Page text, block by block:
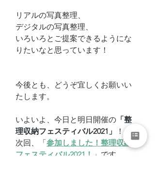
リアルの写真整理、
デジタルの写真整理、
いろいろとご提案できるようにな
りたいなと思っています！
今後とも、どうぞ宜しくお願いい
たします。
いよいよ、今日と明日開催の 「整
理収納フェスティバル2021」
！
次回、「 参加しました！整理収納
フェスティバル2021！ 」です。